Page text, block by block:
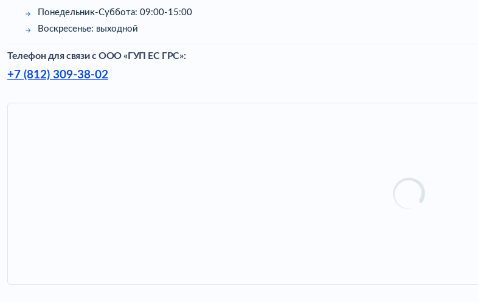
Понедельник-Суббота: 09:00-15:00
Воскресенье: выходной
Телефон для связи c ООО «ГУП ЕС ГРС»:
+7 (812) 309-38-02